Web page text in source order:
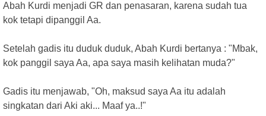
Abah Kurdi menjadi GR dan penasaran, karena sudah tua
kok tetapi dipanggil Aa.
Setelah gadis itu duduk duduk, Abah Kurdi bertanya : "Mbak,
kok panggil saya Aa, apa saya masih kelihatan muda?"
Gadis itu menjawab, "Oh, maksud saya Aa itu adalah
singkatan dari Aki aki... Maaf ya..!"